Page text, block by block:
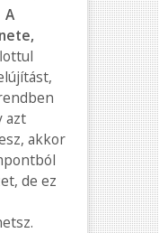
A
azt
akkor
de ez